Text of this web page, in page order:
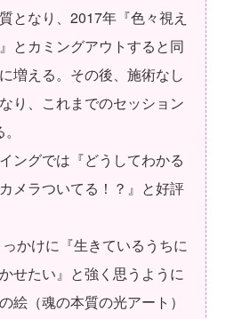
となり、2017年『色々視え
とカミングアウトすると同
増える。その後、施術なし
り、これまでのセッション
ングでは『どうしてわかる
メラついてる！？』と好評
かけに『生きているうちに
せたい』と強く思うように
絵（魂の本質の光アート）